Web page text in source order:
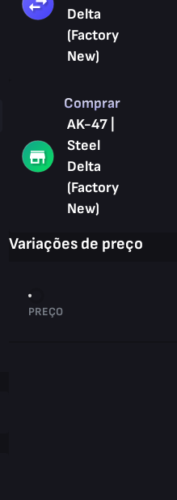
Delta
(Factory
New)
Comprar
AK-47 |
Steel
Delta
(Factory
New)
Variações de preço
PREÇO